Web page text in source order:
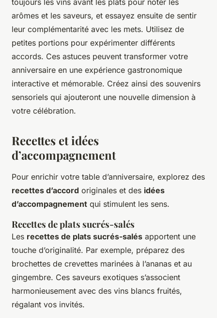
toujours les vins avant les plats pour noter les
arômes et les saveurs, et essayez ensuite de sentir
leur complémentarité avec les mets. Utilisez de
petites portions pour expérimenter différents
accords. Ces astuces peuvent transformer votre
anniversaire en une expérience gastronomique
interactive et mémorable. Créez ainsi des souvenirs
sensoriels qui ajouteront une nouvelle dimension à
votre célébration.
Recettes et idées
d’accompagnement
Pour enrichir votre table d’anniversaire, explorez des
recettes d’accord originales et des idées
d’accompagnement qui stimulent les sens.
Recettes de plats sucrés-salés
Les recettes de plats sucrés-salés apportent une
touche d’originalité. Par exemple, préparez des
brochettes de crevettes marinées à l’ananas et au
gingembre. Ces saveurs exotiques s’associent
harmonieusement avec des vins blancs fruités,
régalant vos invités.